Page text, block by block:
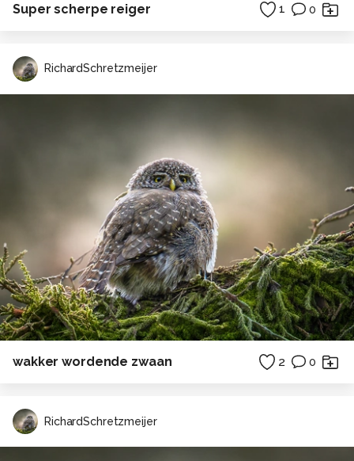
Super scherpe reiger 1 0
RichardSchretzmeijer
wakker wordende zwaan 2 0
RichardSchretzmeijer